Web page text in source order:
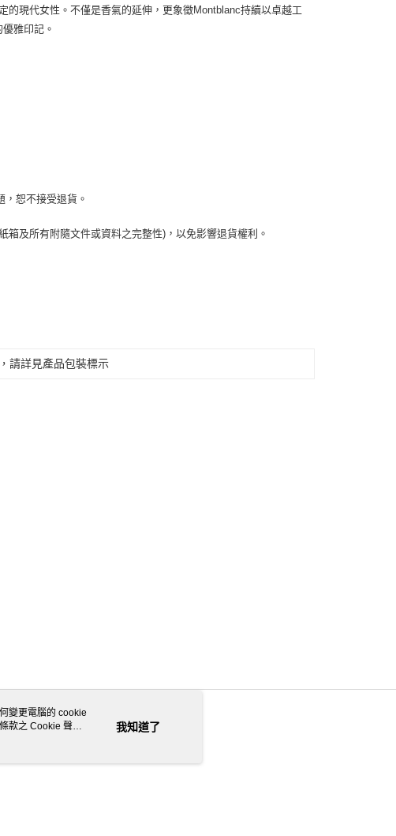
現代女性。不僅是香氣的延伸，更象徵Montblanc持續以卓越工
雅印記。
恕不接受退貨。
及所有附隨文件或資料之完整性)，以免影響退貨權利。
請詳見產品包裝標示
變更電腦的 cookie
款之 Cookie 聲明
我知道了